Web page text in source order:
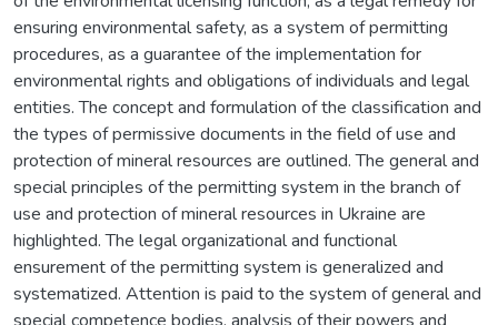
ensuring environmental safety, as a system of permitting
procedures, as a guarantee of the implementation for
environmental rights and obligations of individuals and legal
entities. The concept and formulation of the classification and
the types of permissive documents in the field of use and
protection of mineral resources are outlined. The general and
special principles of the permitting system in the branch of
use and protection of mineral resources in Ukraine are
highlighted. The legal organizational and functional
ensurement of the permitting system is generalized and
systematized. Attention is paid to the system of general and